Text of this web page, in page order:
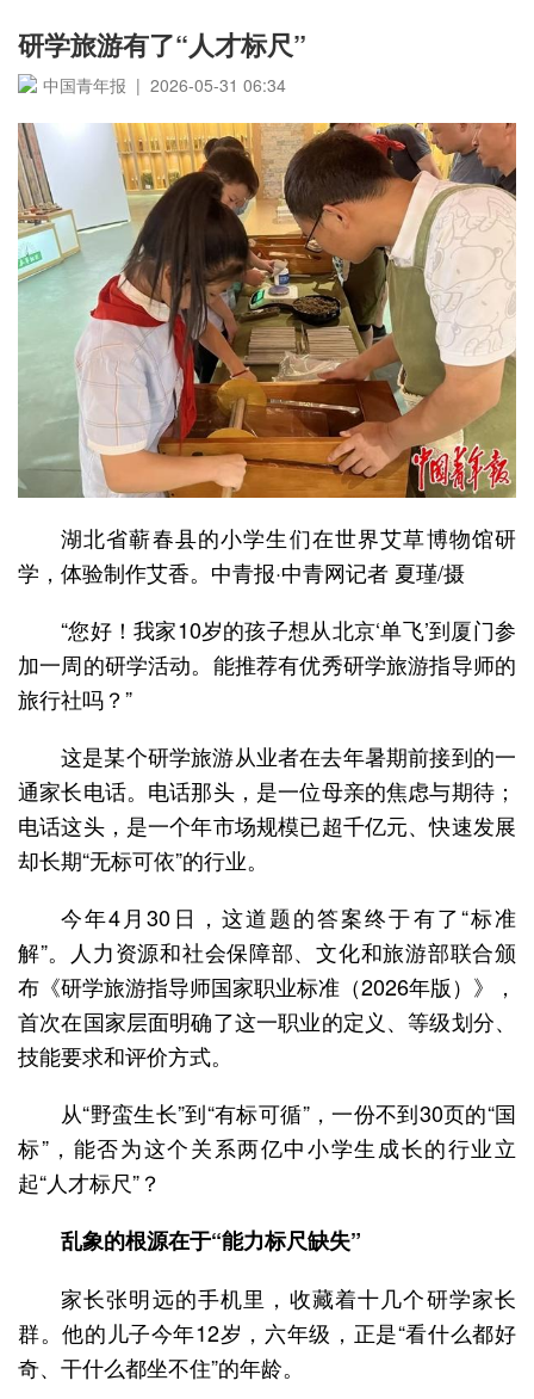
研学旅游有了“人才标尺”
中国青年报 | 2026-05-31 06:34
湖北省蕲春县的小学生们在世界艾草博物馆研
学，体验制作艾香。中青报·中青网记者 夏瑾/摄
“您好！我家10岁的孩子想从北京‘单飞’到厦门参
加一周的研学活动。能推荐有优秀研学旅游指导师的
旅行社吗？”
这是某个研学旅游从业者在去年暑期前接到的一
通家长电话。电话那头，是一位母亲的焦虑与期待；
电话这头，是一个年市场规模已超千亿元、快速发展
却长期“无标可依”的行业。
今年4月30日，这道题的答案终于有了“标准
解”。人力资源和社会保障部、文化和旅游部联合颁
布《研学旅游指导师国家职业标准（2026年版）》，
首次在国家层面明确了这一职业的定义、等级划分、
技能要求和评价方式。
从“野蛮生长”到“有标可循”，一份不到30页的“国
标”，能否为这个关系两亿中小学生成长的行业立
起“人才标尺”？
乱象的根源在于“能力标尺缺失”
家长张明远的手机里，收藏着十几个研学家长
群。他的儿子今年12岁，六年级，正是“看什么都好
奇、干什么都坐不住”的年龄。